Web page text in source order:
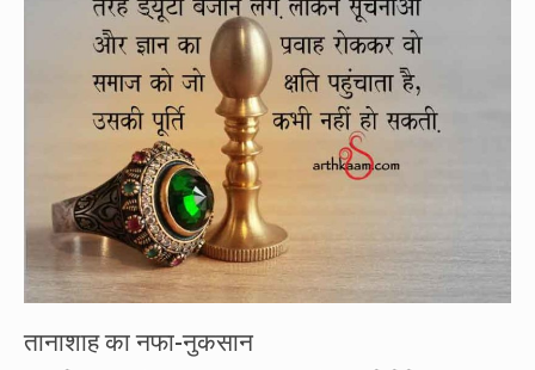
तानाशाह का नफा-नुकसान